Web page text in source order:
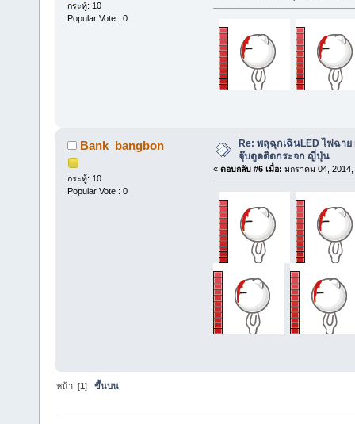
กระทู้: 10
Popular Vote : 0
Bank_bangbon
กระทู้: 10
Popular Vote : 0
Re: พลุฉุกเฉินLED ไฟฉาย
จุ๊บดูดติดกระจก ญี่ปุ่น
« ตอบกลับ #6 เมื่อ: มกราคม 04, 2014,
หน้า: [1]ขึ้นบน